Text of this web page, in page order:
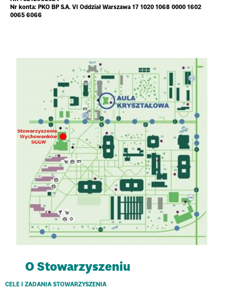
Nr konta: PKO BP S.A. VI Oddział Warszawa 17 1020 1068 0000 1602
0065 6066
O Stowarzyszeniu
CELE I ZADANIA STOWARZYSZENIA